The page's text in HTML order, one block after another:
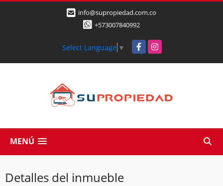
info@supropiedad.com.co
+573007840992
Select Language ▼ FacebookInstagram
MENÚ
Detalles del inmueble